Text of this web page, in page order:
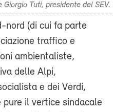
Tuti, presidente del SEV.
nord (di cui fa parte
traffico e
ambientaliste,
delle Alpi,
e dei Verdi,
il vertice sindacale